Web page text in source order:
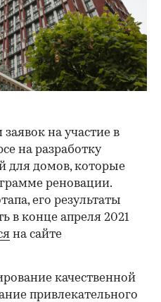
на участие в
на разработку
для домов, которые
реновации.
его результаты
в конце апреля 2021
на сайте
качественной
привлекательного